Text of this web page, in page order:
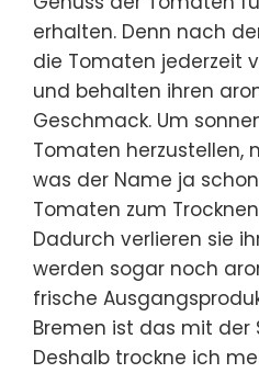
erhalten. Denn nach
die Tomaten jederzeit
und behalten ihren
Geschmack. Um
Tomaten herzustellen,
was der Name ja
Tomaten zum
Dadurch verlieren sie
werden sogar noch
frische
Bremen ist das mit der
Deshalb trockne ich